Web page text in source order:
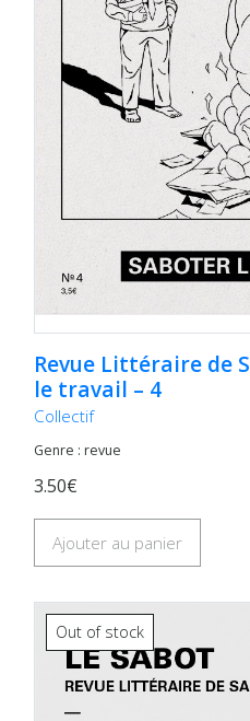
Revue Littéraire de
le travail – 4
Collectif
Genre : revue
3.50€
Ajouter au panier
Out of stock